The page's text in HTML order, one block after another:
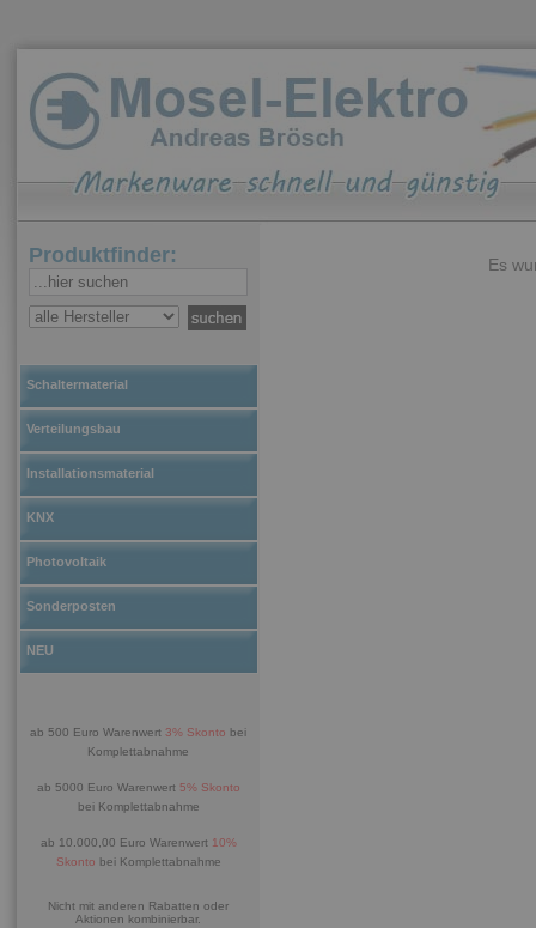
Produktfinder:
Schaltermaterial
Verteilungsbau
Installationsmaterial
KNX
Photovoltaik
Sonderposten
NEU
ab 500 Euro Warenwert 3% Skonto bei
Komplettabnahme
ab 5000 Euro Warenwert 5% Skonto
bei Komplettabnahme
ab 10.000,00 Euro Warenwert 10%
Skonto bei Komplettabnahme
Nicht mit anderen Rabatten oder
Aktionen kombinierbar.
Es